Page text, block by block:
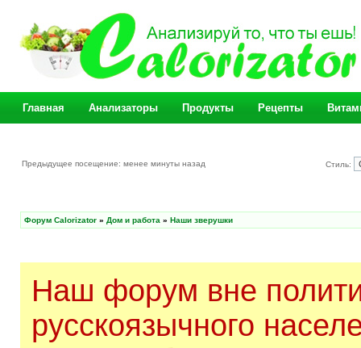
Главная Анализаторы Продукты Рецепты
Предыдущее посещение: менее минуты назад Стиль:
Форум Calorizator » Дом и работа » Наши зверушки
Наш форум вне
русскоязычного